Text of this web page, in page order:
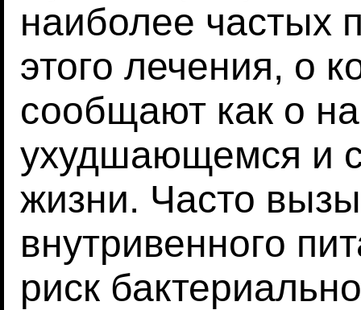
наиболее частых
этого лечения, о
сообщают как о
ухудшающемся и
жизни. Часто
внутривенного
риск